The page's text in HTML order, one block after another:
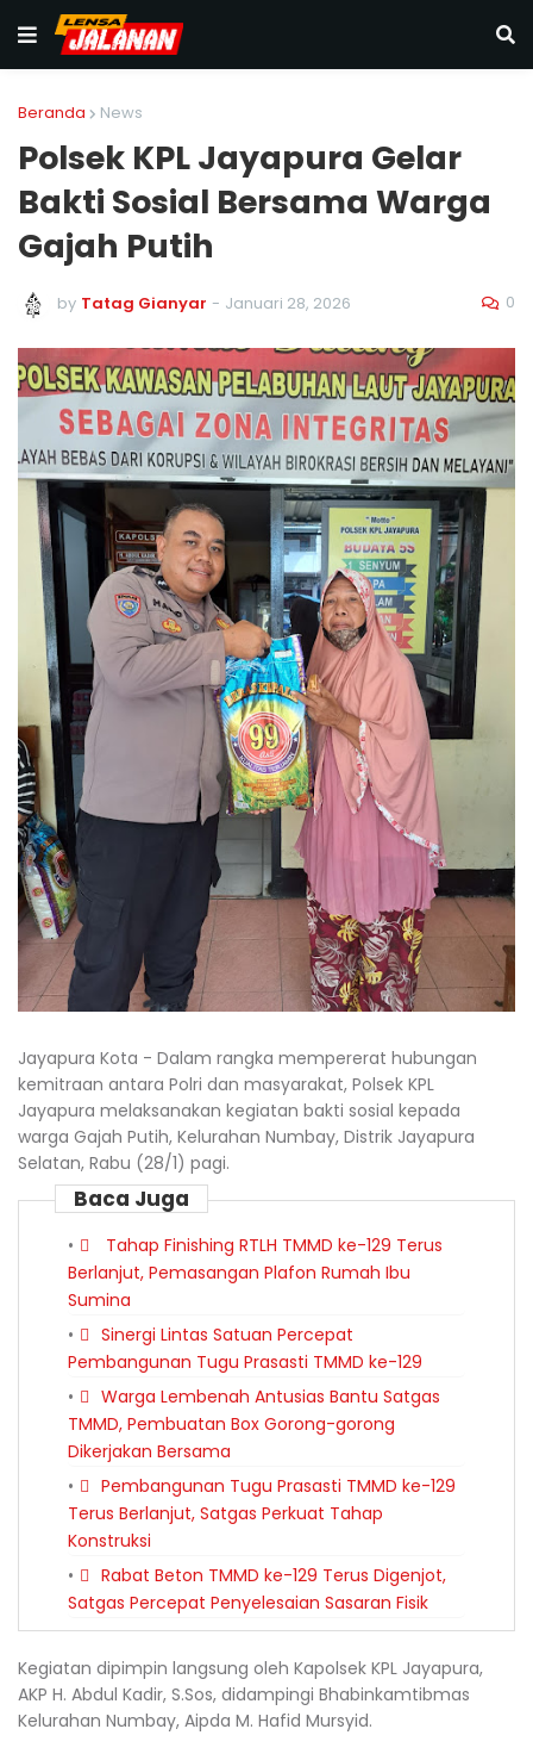
Beranda News
Polsek KPL Jayapura Gelar
Bakti Sosial Bersama Warga
Gajah Putih
by Tatag Gianyar - Januari 28, 2026 0
Jayapura Kota - Dalam rangka mempererat hubungan
kemitraan antara Polri dan masyarakat, Polsek KPL
Jayapura melaksanakan kegiatan bakti sosial kepada
warga Gajah Putih, Kelurahan Numbay, Distrik Jayapura
Selatan, Rabu (28/1) pagi.
Baca Juga
Tahap Finishing RTLH TMMD ke-129 Terus
Berlanjut, Pemasangan Plafon Rumah Ibu
Sumina
Sinergi Lintas Satuan Percepat
Pembangunan Tugu Prasasti TMMD ke-129
Warga Lembenah Antusias Bantu Satgas
TMMD, Pembuatan Box Gorong-gorong
Dikerjakan Bersama
Pembangunan Tugu Prasasti TMMD ke-129
Terus Berlanjut, Satgas Perkuat Tahap
Konstruksi
Rabat Beton TMMD ke-129 Terus Digenjot,
Satgas Percepat Penyelesaian Sasaran Fisik
Kegiatan dipimpin langsung oleh Kapolsek KPL Jayapura,
AKP H. Abdul Kadir, S.Sos, didampingi Bhabinkamtibmas
Kelurahan Numbay, Aipda M. Hafid Mursyid.